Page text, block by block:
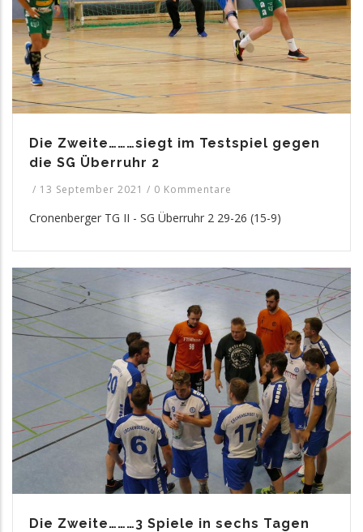
Die Zweite………siegt im Testspiel gegen
die SG Überruhr 2
/ 13 September 2021 / 0 Kommentare
Cronenberger TG II - SG Überruhr 2 29-26 (15-9)
Die Zweite………3 Spiele in sechs Tagen